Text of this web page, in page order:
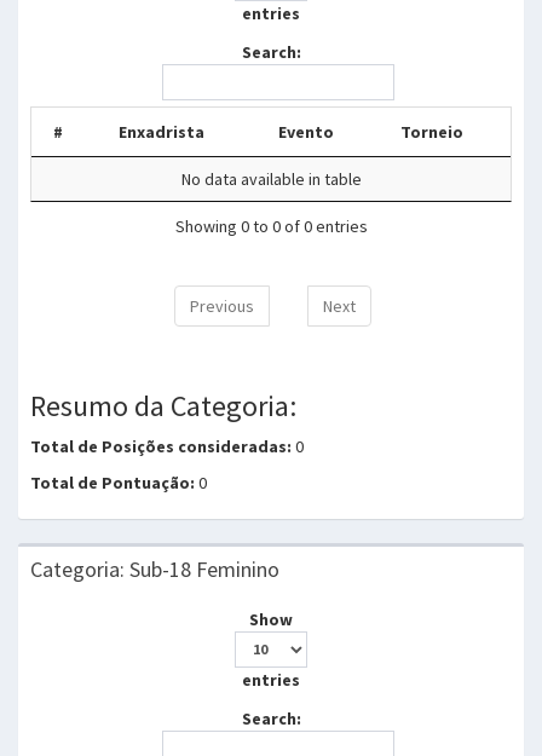
entries
Search:
# Enxadrista Evento Torneio
No data available in table
Showing 0 to 0 of 0 entries
Previous Next
Resumo da Categoria:
Total de Posições consideradas: 0
Total de Pontuação: 0
Categoria: Sub-18 Feminino
Show
entries
Search: